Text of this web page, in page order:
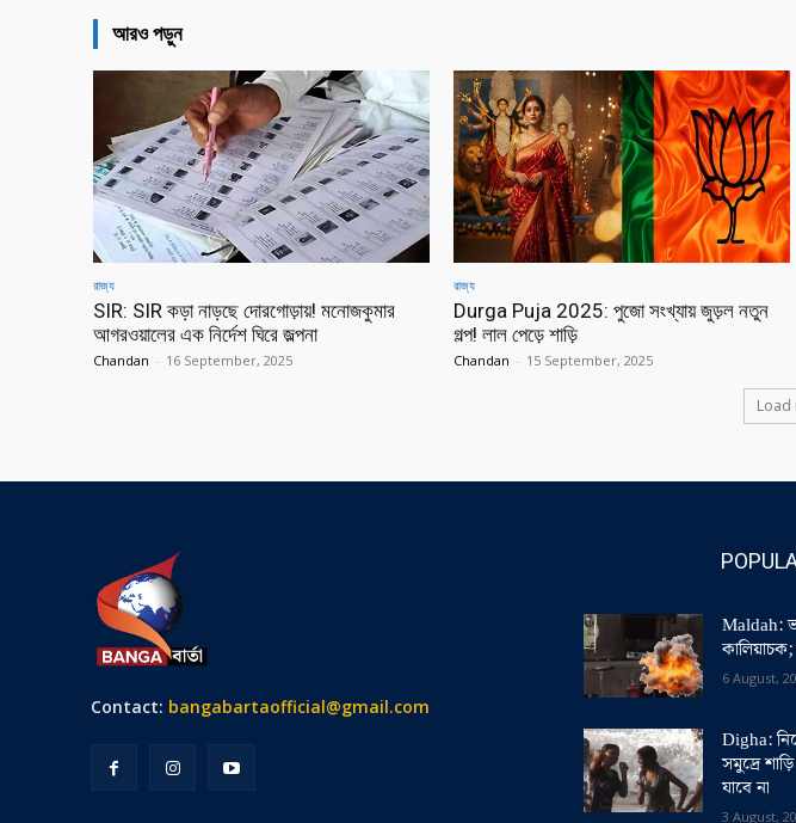
আরও পড়ুন
রাজ্য
SIR: SIR কড়া নাড়ছে দোরগোড়ায়! মনোজকুমার
আগরওয়ালের এক নির্দেশ ঘিরে জল্পনা
Chandan - 16 September, 2025
রাজ্য
Durga Puja 2025: পুজো সংখ্যায় জুড়ল নতুন
গল্প! লাল পেড়ে শাড়ি
Chandan - 15 September, 2025
Load
Contact: bangabartaofficial@gmail.com
Maldah:
6 August,
Digha:
সমুদ্রে
যাবে না
3 August,